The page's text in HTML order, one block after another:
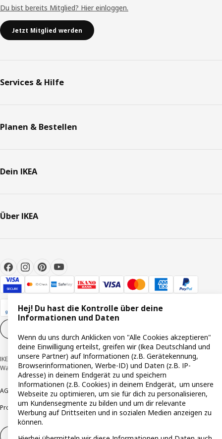
Du bist bereits Mitglied? Hier einloggen.
Jetzt Mitglied werden
Services & Hilfe
Planen & Bestellen
Dein IKEA
Über IKEA
IKEA Deutschland GmbH & Co. KG - Am Wandersmann 2-4, 65719 Hofheim-
Wallau © Inter IKEA Systems B.V. 1999-2026
AGB BarrierefreiheitCookie-RichtlinieDatenschutzerklärungImpressum
ProduktrückrufeResponsible DisclosureVertrauensstelle
Vertrag widerrufen
Hej! Du hast die Kontrolle über deine
Informationen und Daten
Wenn du uns durch Anklicken von "Alle Cookies akzeptieren"
deine Einwilligung erteilst, greifen wir (Ikea Deutschland und
unsere Partner) auf Informationen (z.B. Gerätekennung,
Browserinformationen, Werbe-ID) und Daten (z.B. IP-
Adresse) in deinem Endgerät zu und speichern
Informationen (z.B. Cookies) in deinem Endgerät, um unsere
Webseite zu optimieren, um sie für dich zu personalisieren,
um Kundensegmente zu bilden und um dir relevante
Werbung auf Drittseiten und in sozialen Medien anzeigen zu
können.